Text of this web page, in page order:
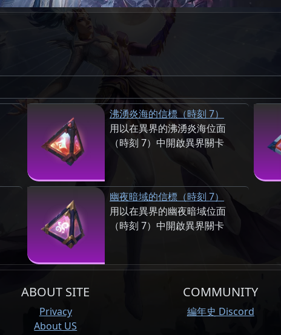
沸湧炎海的信標（時刻 7）
用以在異界的沸湧炎海位面
（時刻 7）中開啟異界關卡
幽夜暗域的信標（時刻 7）
用以在異界的幽夜暗域位面
（時刻 7）中開啟異界關卡
ABOUT SITE
Privacy
About US
COMMUNITY
編年史 Discord